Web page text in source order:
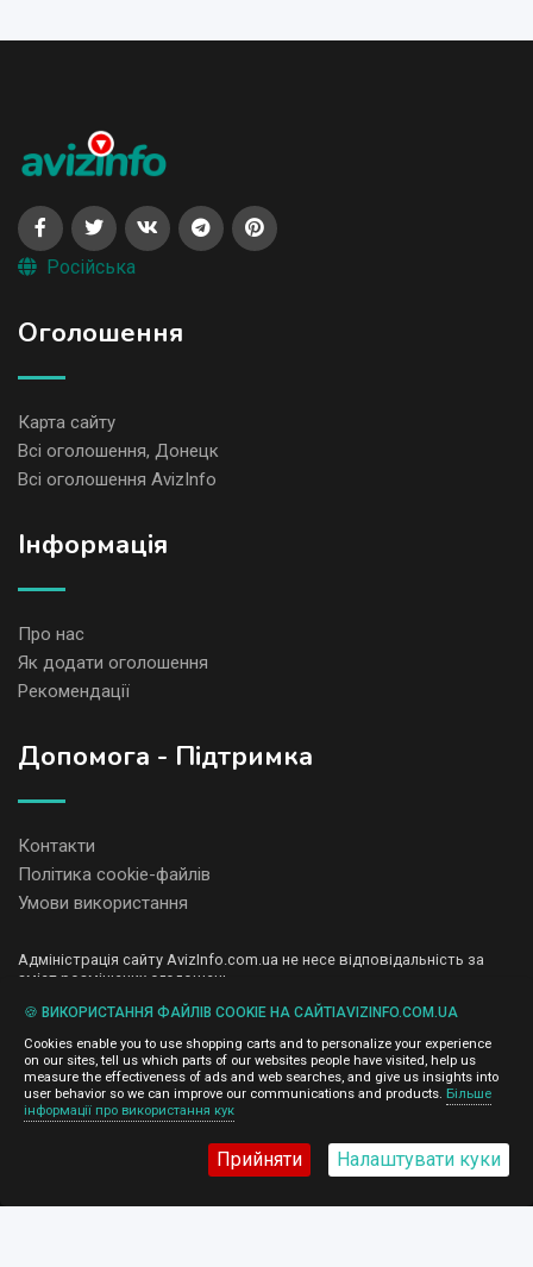
Російська
Оголошення
Карта сайту
Всі оголошення, Донецк
Всі оголошення AvizInfo
Iнформація
Про нас
Як додати оголошення
Рекомендації
Допомога - Підтримка
Контакти
Політика cookie-файлів
Умови використання
Адміністрація сайту AvizInfo.com.ua не несе відповідальність за
зміст розміщених оголошень.
і не продаємо особисту інформацію зареєстрованих користувачів
AvizInfo.com.ua третім особам. Ми не відповідаємо за правила
конфіденційності сайтів на які посилається AvizInfo.com.ua. На
деяких сторінках нашого сайту представлена реклама Google
Adsense Advertising Network. Щоб дізнатися детальніше про
правила конфіденційності Google
🍪 ВИКОРИСТАННЯ ФАЙЛІВ COOKIE НА САЙТІAVIZINFO.COM.UA
Cookies enable you to use shopping carts and to personalize your experience
on our sites, tell us which parts of our websites people have visited, help us
measure the effectiveness of ads and web searches, and give us insights into
user behavior so we can improve our communications and products. Більше
інформації про використання кук
Прийняти Налаштувати куки